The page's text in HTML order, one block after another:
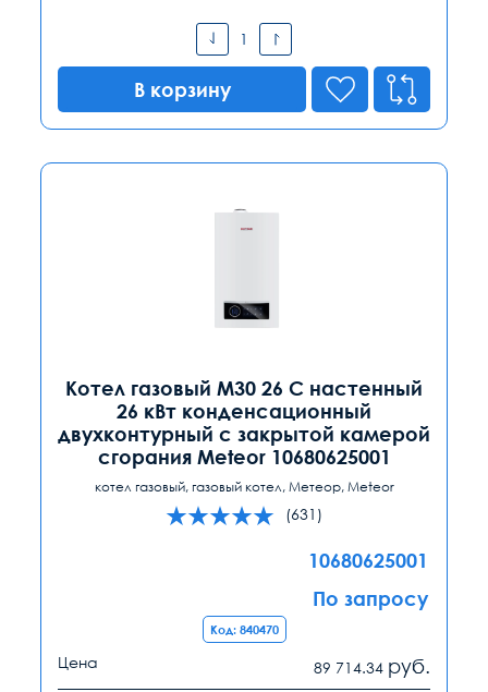
В корзину
Котел газовый M30 26 C настенный
26 кВт конденсационный
двухконтурный с закрытой камерой
сгорания Meteor 10680625001
котел газовый, газовый котел, Метеор, Meteor
(631)
10680625001
По запросу
Код: 840470
Цена 89 714.34 руб.